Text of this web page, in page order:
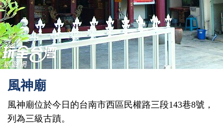
風神廟
風神廟位於今日的台南市西區民權路三段143巷8號，
列為三級古蹟。